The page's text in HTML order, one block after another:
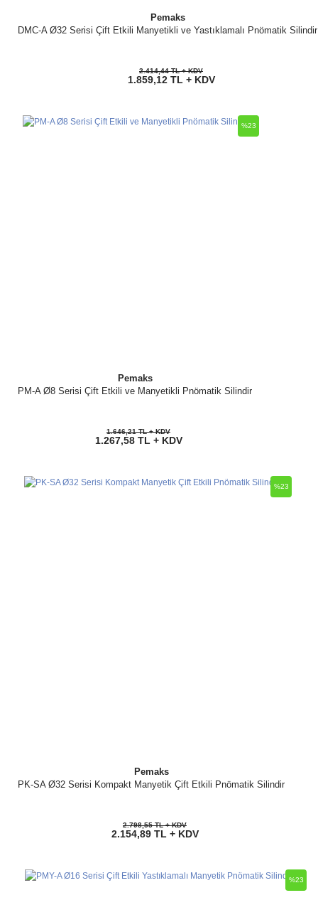
Pemaks
DMC-A Ø32 Serisi Çift Etkili Manyetikli ve Yastıklamalı Pnömatik Silindir
2.414,44 TL + KDV
1.859,12 TL + KDV
Pemaks
PM-A Ø8 Serisi Çift Etkili ve Manyetikli Pnömatik Silindir
%23
1.646,21 TL + KDV
1.267,58 TL + KDV
Pemaks
PK-SA Ø32 Serisi Kompakt Manyetik Çift Etkili Pnömatik Silindir
%23
2.798,55 TL + KDV
2.154,89 TL + KDV
%23